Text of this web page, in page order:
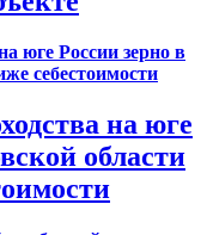
на юге
области